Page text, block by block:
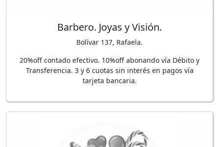
Barbero. Joyas y Visión.
Bolívar 137, Rafaela.
20%off contado efectivo. 10%off abonando vía Débito y
Transferencia. 3 y 6 cuotas sin interés en pagos vía
tarjeta bancaria.